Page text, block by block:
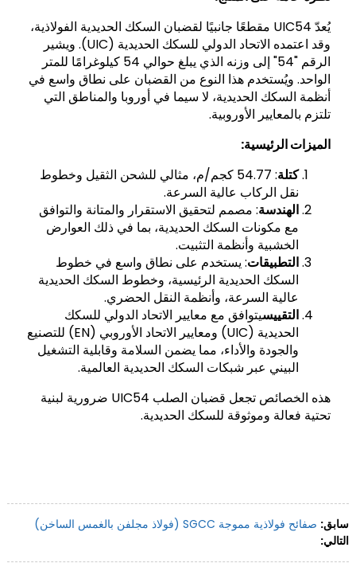
يُعدّ UIC54 مقطعًا جانبيًا لقضبان السكك الحديدية الفولاذية،
وقد اعتمده الاتحاد الدولي للسكك الحديدية (UIC). ويشير
الرقم "54" إلى وزنه الذي يبلغ حوالي 54 كيلوغرامًا للمتر
الواحد. ويُستخدم هذا النوع من القضبان على نطاق واسع في
أنظمة السكك الحديدية، لا سيما في أوروبا والمناطق التي
تلتزم بالمعايير الأوروبية.
الميزات الرئيسية:
كتلة
: 54.77 كجم/م، مثالي للشحن الثقيل وخطوط
نقل الركاب عالية السرعة.
الهندسة: مصمم لتحقيق الاستقرار والمتانة والتوافق
مع مكونات السكك الحديدية، بما في ذلك العوارض
الخشبية وأنظمة التثبيت.
التطبيقات: يستخدم على نطاق واسع في خطوط
السكك الحديدية الرئيسية، وخطوط السكك الحديدية
عالية السرعة، وأنظمة النقل الحضري.
التقييسيتوافق مع معايير الاتحاد الدولي للسكك
الحديدية (UIC) ومعايير الاتحاد الأوروبي (EN) للتصنيع
والجودة والأداء، مما يضمن السلامة وقابلية التشغيل
البيني عبر شبكات السكك الحديدية العالمية.
هذه الخصائص تجعل قضبان الصلب UIC54 ضرورية لبنية
تحتية فعالة وموثوقة للسكك الحديدية.
سابق: صفائح فولاذية مموجة SGCC (فولاذ مجلفن بالغمس الساخن)
التالي: